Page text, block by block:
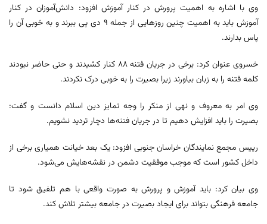
وی با اشاره به اهمیت پرورش در کنار آموزش افزود: دانش‌آموزان در کنار
آموزش باید به اهمیت چنین روزهایی از جمله ۹ دی پی ببرند و به خوبی آن را
پاس بدارند.
خسروی عنوان کرد: برخی در جریان فتنه ۸۸ کنار کشیدند و حتی حاضر نبودند
کلمه فتنه را به زبان بیاورند زیرا بصیرت را به خوبی درک نکردند.
وی امر به معروف و نهی از منکر را وجه تمایز دین اسلام دانست و گفت:
بصیرت را باید افزایش دهیم تا در جریان فتنه‌ها دچار تردید نشویم.
رییس مجمع نمایندگان خراسان جنوبی افزود: یک بعد خیانت همیاری برخی از
داخل کشور است که موجب موفقیت دشمن در نقشه‌هایش می‌شود.
وی بیان کرد: باید آموزش و پرورش به صورت واقعی با هم تلفیق شود تا
جامعه فرهنگی بتواند برای ایجاد بصیرت در جامعه بیشتر تلاش کند.